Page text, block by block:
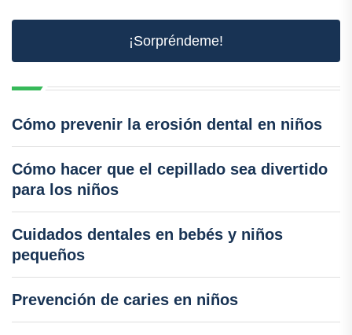
¡Sorpréndeme!
Cómo prevenir la erosión dental en niños
Cómo hacer que el cepillado sea divertido
para los niños
Cuidados dentales en bebés y niños
pequeños
Prevención de caries en niños